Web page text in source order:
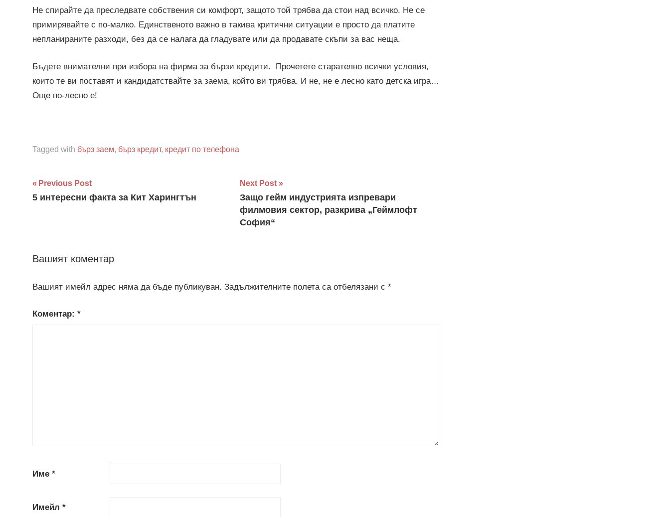
Не спирайте да преследвате собствения си комфорт, защото той трябва да стои над всичко. Не се
примирявайте с по-малко. Единственото важно в такива критични ситуации е просто да платите
непланираните разходи, без да се налага да гладувате или да продавате скъпи за вас неща.
Бъдете внимателни при избора на фирма за бързи кредити. Прочетете старателно всички условия,
които те ви поставят и кандидатствайте за заема, който ви трябва. И не, не е лесно като детска игра…
Още по-лесно е!
Tagged with бърз заем, бърз кредит, кредит по телефона
Навигация
Previous Post
5 интересни факта за Кит Харингтън
Next Post
Защо гейм индустрията изпревари
филмовия сектор, разкрива „Геймлофт
София“
Вашият коментар
Вашият имейл адрес няма да бъде публикуван. Задължителните полета са отбелязани с *
Коментар: *
Име *
Имейл *